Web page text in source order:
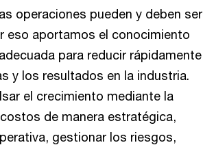
operaciones pueden y deben ser
eso aportamos el conocimiento
para reducir rápidamente
y los resultados en la industria.
el crecimiento mediante la
de manera estratégica,
gestionar los riesgos,